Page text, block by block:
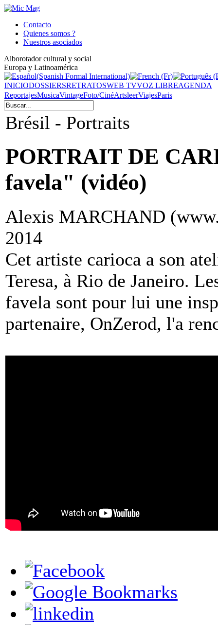
Contacto
Quienes somos ?
Nuestros asociados
Alborotador cultural y social
Europa y Latinoamérica
INICIODOSSIERSRETRATOSWEB TVVOZ LIBREAGENDA
ReportajesMusicaVintageFoto/CinéArtsleerViajesParis
Brésil - Portraits
PORTRAIT DE
favela" (vidéo)
Alexis MARCHAND
2014
Cet artiste carioca a son
Teresa, à Rio de Janeiro.
favela sont pour lui une
partenaire, OnZerod, l'a